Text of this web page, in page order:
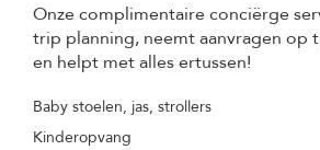
Onze complimentaire conciërge
trip planning, neemt aanvragen op
en helpt met alles ertussen!
Baby stoelen, jas, strollers
Kinderopvang